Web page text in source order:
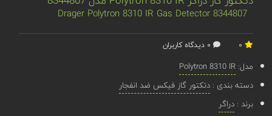
8344807 Drager Polytron 8310 IR Gas Detector
مدل:Polytron 8310 IR
دسته بندی :دتکتور گاز فیکس ضد انفجار
برند :دراگر